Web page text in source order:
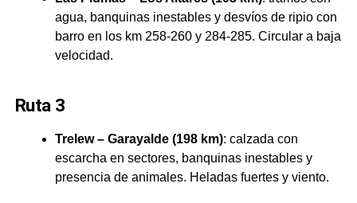
agua, banquinas inestables y desvíos de ripio con
barro en los km 258-260 y 284-285. Circular a baja
velocidad.
Ruta 3
Trelew – Garayalde (198 km): calzada con
escarcha en sectores, banquinas inestables y
presencia de animales. Heladas fuertes y viento.